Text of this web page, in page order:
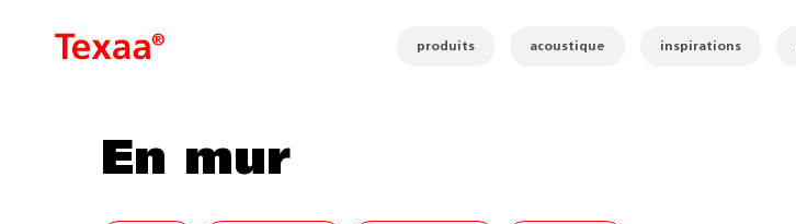
produits acoustique inspirations
En mur